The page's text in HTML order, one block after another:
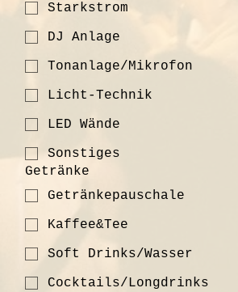
Starkstrom
DJ Anlage
Tonanlage/Mikrofon
Licht-Technik
LED Wände
Sonstiges
Getränke
Getränkepauschale
Kaffee&Tee
Soft Drinks/Wasser
Cocktails/Longdrinks